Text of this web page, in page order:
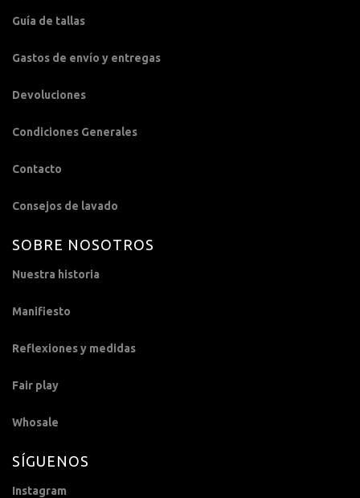
Guía de tallas
Gastos de envío y entregas
Devoluciones
Condiciones Generales
Contacto
Consejos de lavado
SOBRE NOSOTROS
Nuestra historia
Manifiesto
Reflexiones y medidas
Fair play
Whosale
SÍGUENOS
Instagram